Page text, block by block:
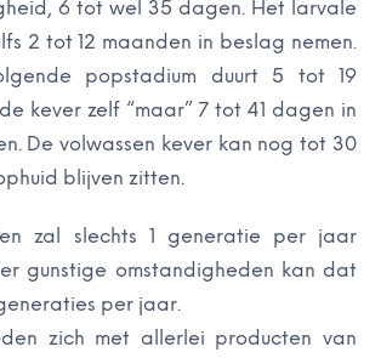
6 tot wel 35 dagen. Het larvale
2 tot 12 maanden in beslag nemen.
popstadium duurt 5 tot 19
kever zelf “maar” 7 tot 41 dagen in
De volwassen kever kan nog tot 30
blijven zitten.
zal slechts 1 generatie per jaar
gunstige omstandigheden kan dat
per jaar.
zich met allerlei producten van